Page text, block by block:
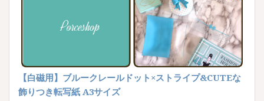
【白磁用】ブルークレールドット×ストライプ&CUTEな
飾りつき転写紙 A3サイズ